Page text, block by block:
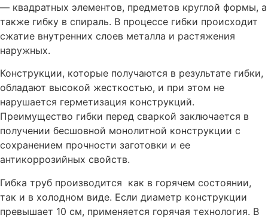
— квадратных элементов, предметов круглой формы, а
также гибку в спираль. В процессе гибки происходит
сжатие внутренних слоев металла и растяжения
наружных.
Конструкции, которые получаются в результате гибки,
обладают высокой жесткостью, и при этом не
нарушается герметизация конструкций.
Преимущество гибки перед сваркой заключается в
получении бесшовной монолитной конструкции с
сохранением прочности заготовки и ее
антикоррозийных свойств.
Гибка труб производится как в горячем состоянии,
так и в холодном виде. Если диаметр конструкции
превышает 10 см, применяется горячая технология. В